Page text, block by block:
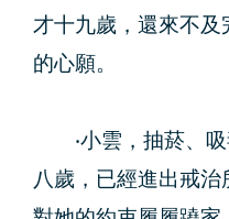
才十九歲，還來不
的心願。
‧小雲，抽菸、吸
八歲，已經進出戒